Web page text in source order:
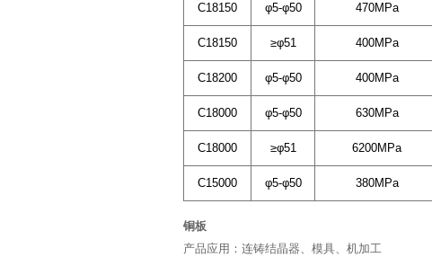
C18150 φ5-φ50 470MPa
C18150 ≥φ51 400MPa
C18200 φ5-φ50 400MPa
C18000 φ5-φ50 630MPa
C18000 ≥φ51 6200MPa
C15000 φ5-φ50 380MPa
铜板
产品应用：连铸结晶器、模具、机加工